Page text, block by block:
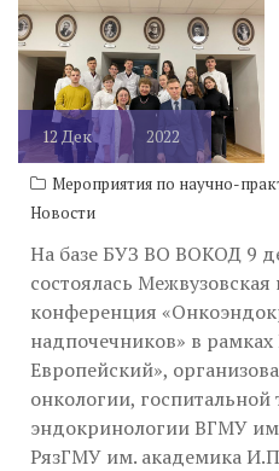
НОМК «Восточно-Европейский»
12 Дек 2022
Мероприятия по научно-
Новости
На базе БУЗ ВО ВОКОД 9
состоялась
конференция
надпочечников» в
Европейский»,
онкологии, госпитальной
эндокринологии ВГМУ
РязГМУ им. академика